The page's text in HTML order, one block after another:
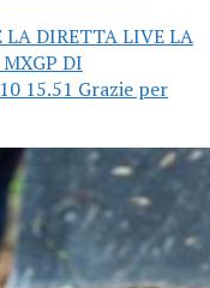
LA DIRETTA LIVE LA
DI
15.51 Grazie per